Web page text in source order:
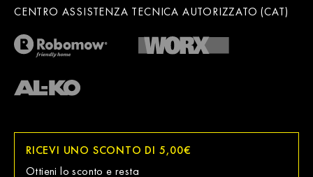
CENTRO ASSISTENZA TECNICA AUTORIZZATO (CAT)
RICEVI UNO SCONTO DI 5,00€
Ottieni lo sconto e resta